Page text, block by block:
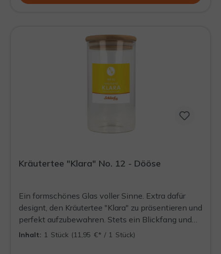
Kräutertee "Klara" No. 12 - Dööse
Ein formschönes Glas voller Sinne. Extra dafür
designt, den Kräutertee "Klara" zu präsentieren und
perfekt aufzubewahren. Stets ein Blickfang und
die Quelle für ein aufregendes Teeerlebnis,
Inhalt: 1 Stück (11,95 €* / 1 Stück)